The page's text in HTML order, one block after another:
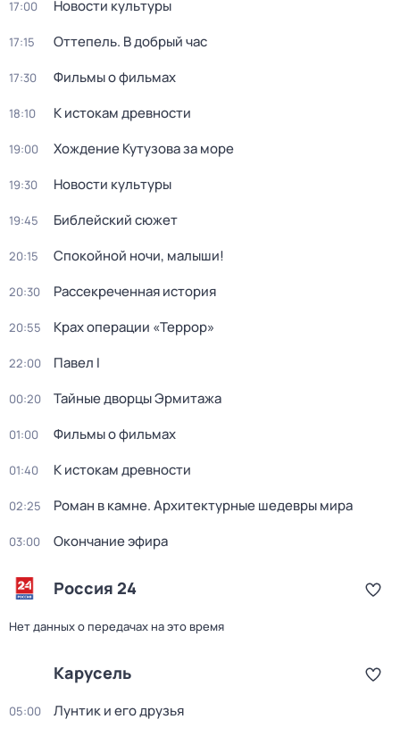
17:00 Новости культуры
17:15 Оттепель. В добрый час
17:30 Фильмы о фильмах
18:10 К истокам древности
19:00 Хождение Кутузова за море
19:30 Новости культуры
19:45 Библейский сюжет
20:15 Спокойной ночи, малыши!
20:30 Рассекреченная история
20:55 Крах операции «Террор»
22:00 Павел I
00:20 Тайные дворцы Эрмитажа
01:00 Фильмы о фильмах
01:40 К истокам древности
02:25 Роман в камне. Архитектурные шедевры мира
03:00 Окончание эфира
Россия 24
Нет данных о передачах на это время
Карусель
05:00 Лунтик и его друзья